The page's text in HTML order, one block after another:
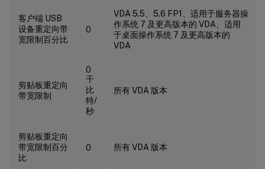
客户端 USB
设备重定向带
宽限制百分比
0
VDA 5.5、5.6 FP1、适用于服务器操
作系统 7 及更高版本的 VDA、适用
于桌面操作系统 7 及更高版本的
VDA
剪贴板重定向
带宽限制
0
千
比
特/
秒
所有 VDA 版本
剪贴板重定向
带宽限制百分
比
0 所有 VDA 版本